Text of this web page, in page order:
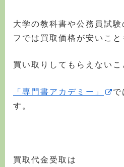
大学の教科書や公務員試
フでは買取価格が安いこと
買い取りしてもらえないこ
「専門書アカデミー」 で
す。
買取代金受取は